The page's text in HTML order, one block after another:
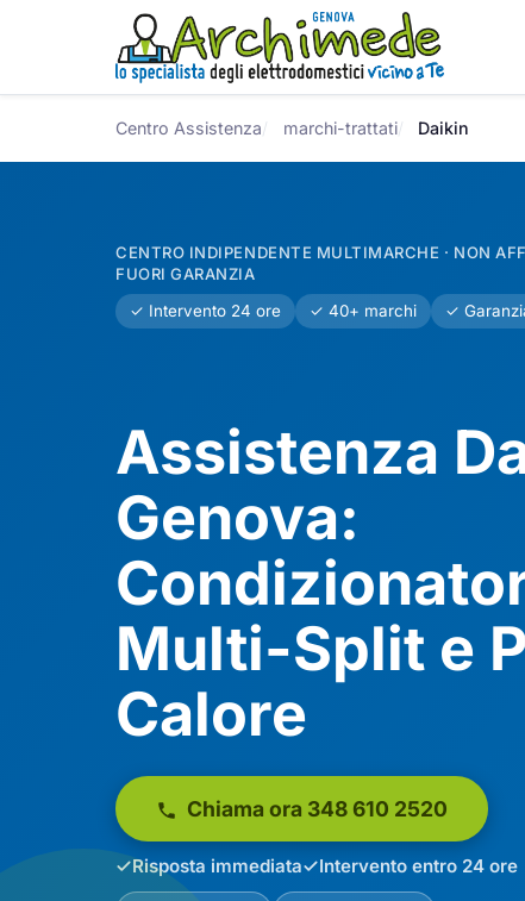
Centro Assistenza marchi-trattati Daikin
CENTRO INDIPENDENTE MULTIMARCHE · NON
FUORI GARANZIA
✓ Intervento 24 ore
✓ 40+ marchi ✓
Assistenza
Genova:
Multi-Split e
Calore
Chiama ora 348 610 2520
Risposta immediata Intervento entro 24 ore